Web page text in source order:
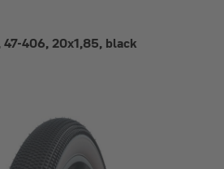
47-406, 20x1,85, black